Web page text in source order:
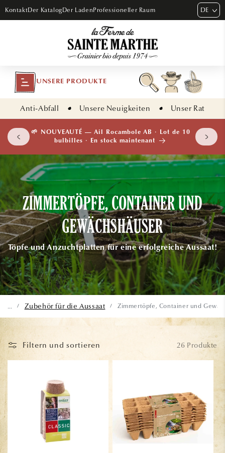
ZUM
INHALT
KontaktDer KatalogDer LadenProfessioneller Raum DE
UNSERE PRODUKTE
Anti-Abfall Unsere Neuigkeiten Unser Rat
🌱 NOUVEAUTÉ — Ail Rocambole AB · Lot de 10
bulbilles · En stock maintenant
ZIMMERTÖPFE, CONTAINER UND
GEWÄCHSHÄUSER
Töpfe und Anzuchtplatten für eine erfolgreiche Aussaat!
... / Zubehör für die Aussaat / Zimmertöpfe, Container und
Filtern und sortieren 26 Produkte